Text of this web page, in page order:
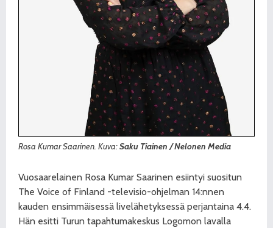
Rosa Kumar Saarinen. Kuva:Saku Tiainen / Nelonen Media
Vuosaarelainen Rosa Kumar Saarinen esiintyi suositun
The Voice of Finland -televisio-ohjelman 14:nnen
kauden ensimmäisessä livelähetyksessä perjantaina 4.4.
Hän esitti Turun tapahtumakeskus Logomon lavalla